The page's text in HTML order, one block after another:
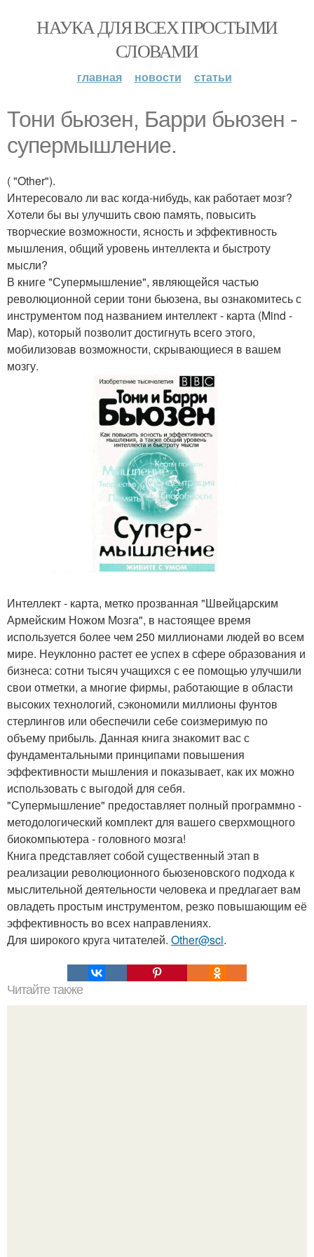
НАУКА ДЛЯ ВСЕХ ПРОСТЫМИ
СЛОВАМИ
главная новости статьи
Тони бьюзен, Барри бьюзен -
супермышление.
( "Other").
Интересовало ли вас когда-нибудь, как работает мозг?
Хотели бы вы улучшить свою память, повысить
творческие возможности, ясность и эффективность
мышления, общий уровень интеллекта и быстроту
мысли?
В книге "Супермышление", являющейся частью
революционной серии тони бьюзена, вы ознакомитесь с
инструментом под названием интеллект - карта (Mind -
Map), который позволит достигнуть всего этого,
мобилизовав возможности, скрывающиеся в вашем
мозгу.
Интеллект - карта, метко прозванная "Швейцарским
Армейским Ножом Мозга", в настоящее время
используется более чем 250 миллионами людей во всем
мире. Неуклонно растет ее успех в сфере образования и
бизнеса: сотни тысяч учащихся с ее помощью улучшили
свои отметки, а многие фирмы, работающие в области
высоких технологий, сэкономили миллионы фунтов
стерлингов или обеспечили себе соизмеримую по
объему прибыль. Данная книга знакомит вас с
фундаментальными принципами повышения
эффективности мышления и показывает, как их можно
использовать с выгодой для себя.
"Супермышление" предоставляет полный программно -
методологический комплект для вашего сверхмощного
биокомпьютера - головного мозга!
Книга представляет собой существенный этап в
реализации революционного бьюзеновского подхода к
мыслительной деятельности человека и предлагает вам
овладеть простым инструментом, резко повышающим её
эффективность во всех направлениях.
Для широкого круга читателей. Other@sci.
Читайте также